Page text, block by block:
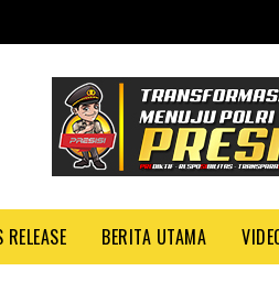
RELEASE BERITA UTAMA